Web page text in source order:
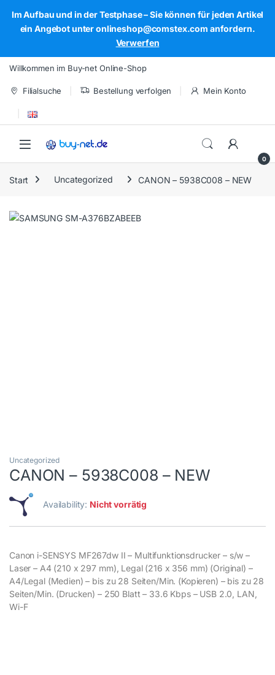
Im Aufbau und in der Testphase – Sie können für jeden Artikel
ein Angebot unter onlineshop@comstex.com anfordern.
Verwerfen
Skip to navigation
Skip to content
Willkommen im Buy-net Online-Shop
Filialsuche Bestellung verfolgen Mein Konto
Open
0
Start Uncategorized CANON – 5938C008 – NEW
Uncategorized
CANON – 5938C008 – NEW
Availability: Nicht vorrätig
Canon i-SENSYS MF267dw II – Multifunktionsdrucker – s/w –
Laser – A4 (210 x 297 mm), Legal (216 x 356 mm) (Original) –
A4/Legal (Medien) – bis zu 28 Seiten/Min. (Kopieren) – bis zu 28
Seiten/Min. (Drucken) – 250 Blatt – 33.6 Kbps – USB 2.0, LAN,
Wi-F